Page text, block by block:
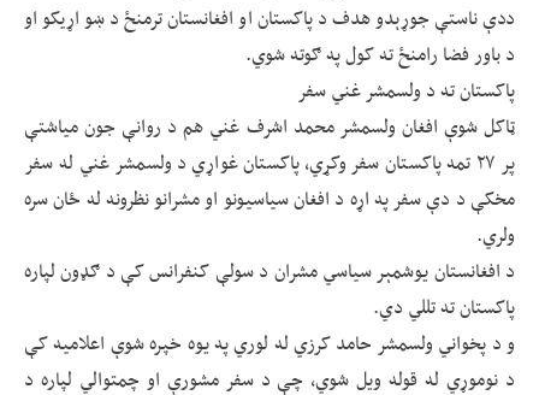
ددې ناستې جوړېدو هدف د پاکستان او افغانستان ترمنځ د ښو اړيکو او
د باور فضا رامنځ ته کول په ګوته شوي.
پاکستان ته د ولسمشر غني سفر
ټاکل شوې افغان ولسمشر محمد اشرف غني هم د روانې جون میاشتې
پر ۲۷ تمه پاکستان سفر وکړي، پاکستان غواړي د ولسمشر غني له سفر
مخکې د دې سفر په اړه د افغان سیاسیونو او مشرانو نظرونه له ځان سره
ولري.
د افغانستان یوشمېر سیاسي مشران د سولې کنفرانس کې د ګډون لپاره
پاکستان ته تللي دي.
و د پخواني ولسمشر حامد کرزي له لوري په یوه خپره شوې اعلامیه کې
د نوموړي له قوله ویل شوي، چې د سفر مشورې او چمتوالي لپاره د